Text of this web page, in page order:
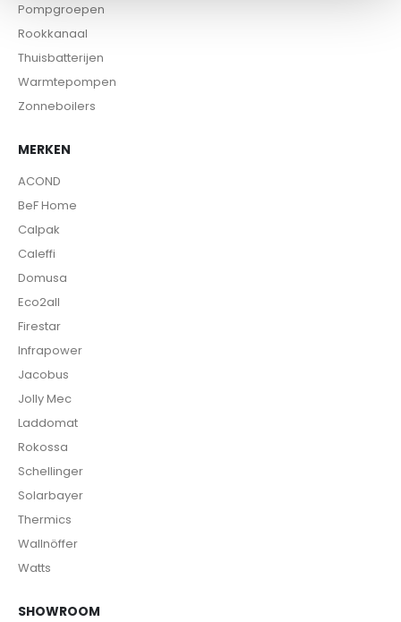
Pompgroepen
Rookkanaal
Thuisbatterijen
Warmtepompen
Zonneboilers
MERKEN
ACOND
BeF Home
Calpak
Caleffi
Domusa
Eco2all
Firestar
Infrapower
Jacobus
Jolly Mec
Laddomat
Rokossa
Schellinger
Solarbayer
Thermics
Wallnöffer
Watts
SHOWROOM